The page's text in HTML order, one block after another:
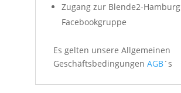
Zugang zur Blende2-Hamburg
Facebookgruppe
Es gelten unsere Allgemeinen
Geschäftsbedingungen AGB´s